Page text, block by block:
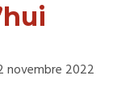
novembre 2022